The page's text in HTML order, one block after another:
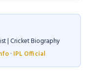
| Cricket Biography
· IPL Official